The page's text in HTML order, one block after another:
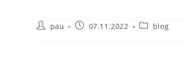
Autorpau
Publicación
07.11.2022
Categoría
blog